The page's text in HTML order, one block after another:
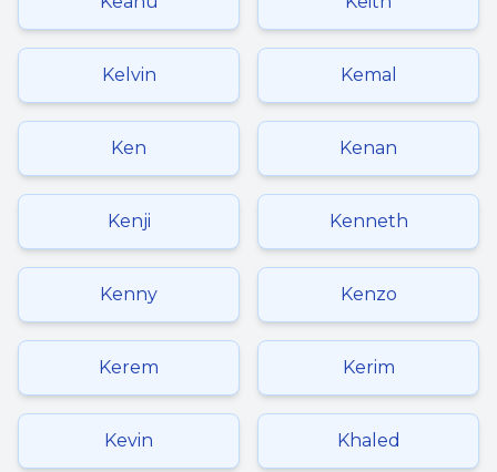
Kelvin Kemal
Ken Kenan
Kenji Kenneth
Kenny Kenzo
Kerem Kerim
Kevin Khaled